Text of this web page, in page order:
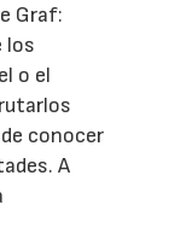
Graf:
los
o el
conocer
A